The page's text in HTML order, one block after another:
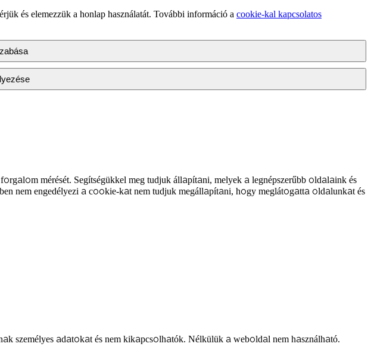
és elemezzük a honlap használatát. További információ a cookie-kal kapcsolatos
mérését. Segítségükkel meg tudjuk állapítani, melyek a legnépszerűbb oldalaink és
nem engedélyezi a cookie-kat nem tudjuk megállapítani, hogy meglátogatta oldalunkat és
személyes adatokat és nem kikapcsolhatók. Nélkülük a weboldal nem használható.